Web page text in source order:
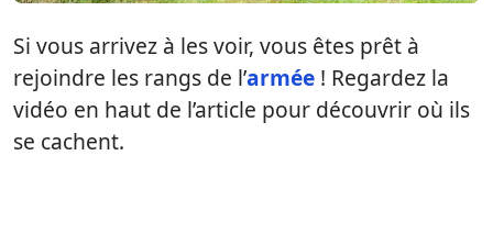
Si vous arrivez à les voir, vous êtes prêt à
rejoindre les rangs de l’armée ! Regardez la
vidéo en haut de l’article pour découvrir où ils
se cachent.